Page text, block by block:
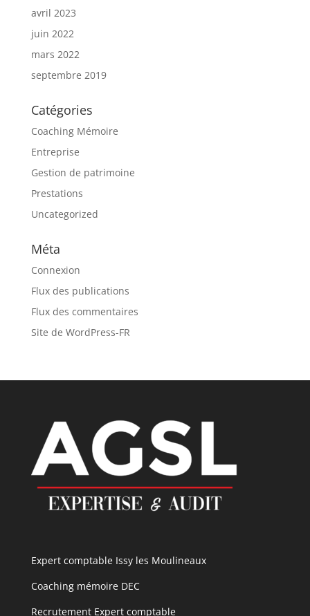
avril 2023
juin 2022
mars 2022
septembre 2019
Catégories
Coaching Mémoire
Entreprise
Gestion de patrimoine
Prestations
Uncategorized
Méta
Connexion
Flux des publications
Flux des commentaires
Site de WordPress-FR
Expert comptable Issy les Moulineaux
Coaching mémoire DEC
Recrutement Expert comptable